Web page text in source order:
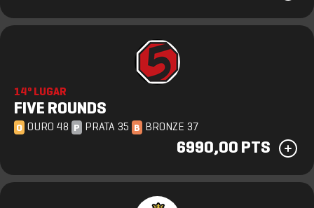
14º LUGAR
FIVE ROUNDS
O OURO 48 P PRATA 35 B BRONZE 37
6990,00 PTS